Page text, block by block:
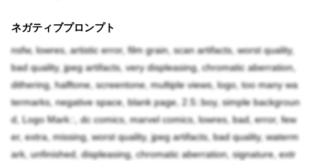
ネガティブプロンプト
nsfw, lowres, artistic error, film grain, scan artifacts, worst quality,
bad quality, jpeg artifacts, very displeasing, chromatic aberration,
dithering, halftone, screentone, multiple views, logo, too many wa
termarks, negative space, blank page, 2.5::boy, simple backgroun
d, Logo Mark::, dc comics, marvel comics, lowres, bad, error, few
er, extra, missing, worst quality, jpeg artifacts, bad quality, waterm
ark, unfinished, displeasing, chromatic aberration, signature, extr